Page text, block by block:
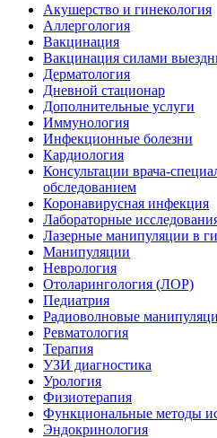
Акушерство и гинекология
Аллергология
Вакцинация
Вакцинация силами
Дерматология
Дневной стационар
Дополнительные услуги
Иммунология
Инфекционные болезни
Кардиология
Консультации врача-
обследованием
Коронавирусная инфекция
Лабораторные
Лазерные манипуляции в
Манипуляции
Неврология
Отоларингология (ЛОР)
Педиатрия
Радиоволновые
Ревматология
Терапия
УЗИ диагностика
Урология
Физиотерапия
Функциональные методы
Эндокринология